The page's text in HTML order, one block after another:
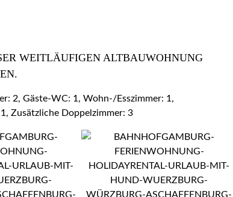
WEITLÄUFIGEN ALTBAUWOHNUNG Z
2, Gäste-WC: 1, Wohn-/Esszimmer: 1,
Zusätzliche Doppelzimmer: 3